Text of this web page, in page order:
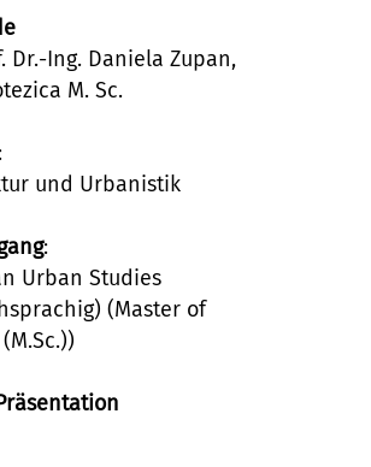
Dr.-Ing. Daniela Zupan,
M. Sc.
und Urbanistik
:
Urban Studies
(Master of